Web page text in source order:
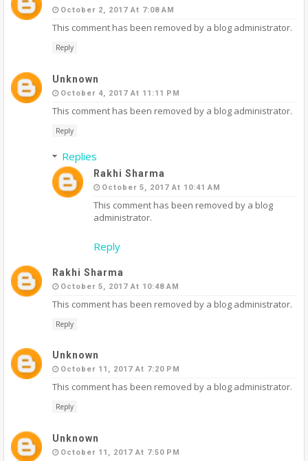
October 2, 2017 At 7:08 AM
This comment has been removed by a blog administrator.
Reply
Unknown
October 4, 2017 At 11:11 PM
This comment has been removed by a blog administrator.
Reply
Replies
Rakhi Sharma
October 5, 2017 At 10:41 AM
This comment has been removed by a blog
administrator.
Reply
Rakhi Sharma
October 5, 2017 At 10:48 AM
This comment has been removed by a blog administrator.
Reply
Unknown
October 11, 2017 At 7:20 PM
This comment has been removed by a blog administrator.
Reply
Unknown
October 11, 2017 At 7:50 PM